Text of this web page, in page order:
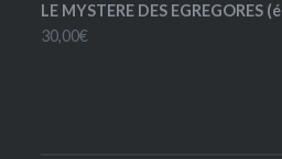
LE MYSTERE DES EGREGORES
30,00€